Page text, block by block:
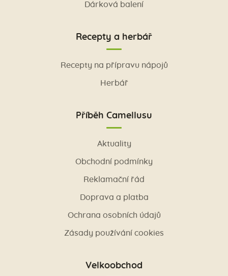
Dárková balení
Recepty a herbář
Recepty na přípravu nápojů
Herbář
Příběh Camellusu
Aktuality
Obchodní podmínky
Reklamační řád
Doprava a platba
Ochrana osobních údajů
Zásady používání cookies
Velkoobchod